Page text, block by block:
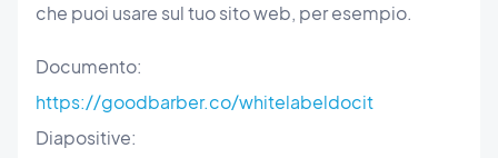
che puoi usare sul tuo sito web, per esempio.
Documento:
https://goodbarber.co/whitelabeldocit
Diapositive: